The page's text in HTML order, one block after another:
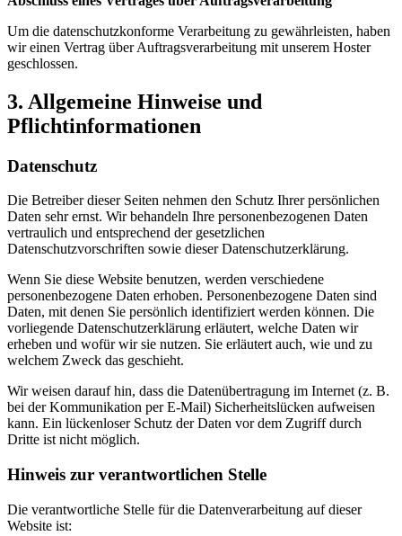
Um die datenschutzkonforme Verarbeitung zu gewährleisten, haben
wir einen Vertrag über Auftragsverarbeitung mit unserem Hoster
geschlossen.
3. Allgemeine Hinweise und
Pflichtinformationen
Datenschutz
Die Betreiber dieser Seiten nehmen den Schutz Ihrer persönlichen
Daten sehr ernst. Wir behandeln Ihre personenbezogenen Daten
vertraulich und entsprechend der gesetzlichen
Datenschutzvorschriften sowie dieser Datenschutzerklärung.
Wenn Sie diese Website benutzen, werden verschiedene
personenbezogene Daten erhoben. Personenbezogene Daten sind
Daten, mit denen Sie persönlich identifiziert werden können. Die
vorliegende Datenschutzerklärung erläutert, welche Daten wir
erheben und wofür wir sie nutzen. Sie erläutert auch, wie und zu
welchem Zweck das geschieht.
Wir weisen darauf hin, dass die Datenübertragung im Internet (z. B.
bei der Kommunikation per E-Mail) Sicherheitslücken aufweisen
kann. Ein lückenloser Schutz der Daten vor dem Zugriff durch
Dritte ist nicht möglich.
Hinweis zur verantwortlichen Stelle
Die verantwortliche Stelle für die Datenverarbeitung auf dieser
Website ist: